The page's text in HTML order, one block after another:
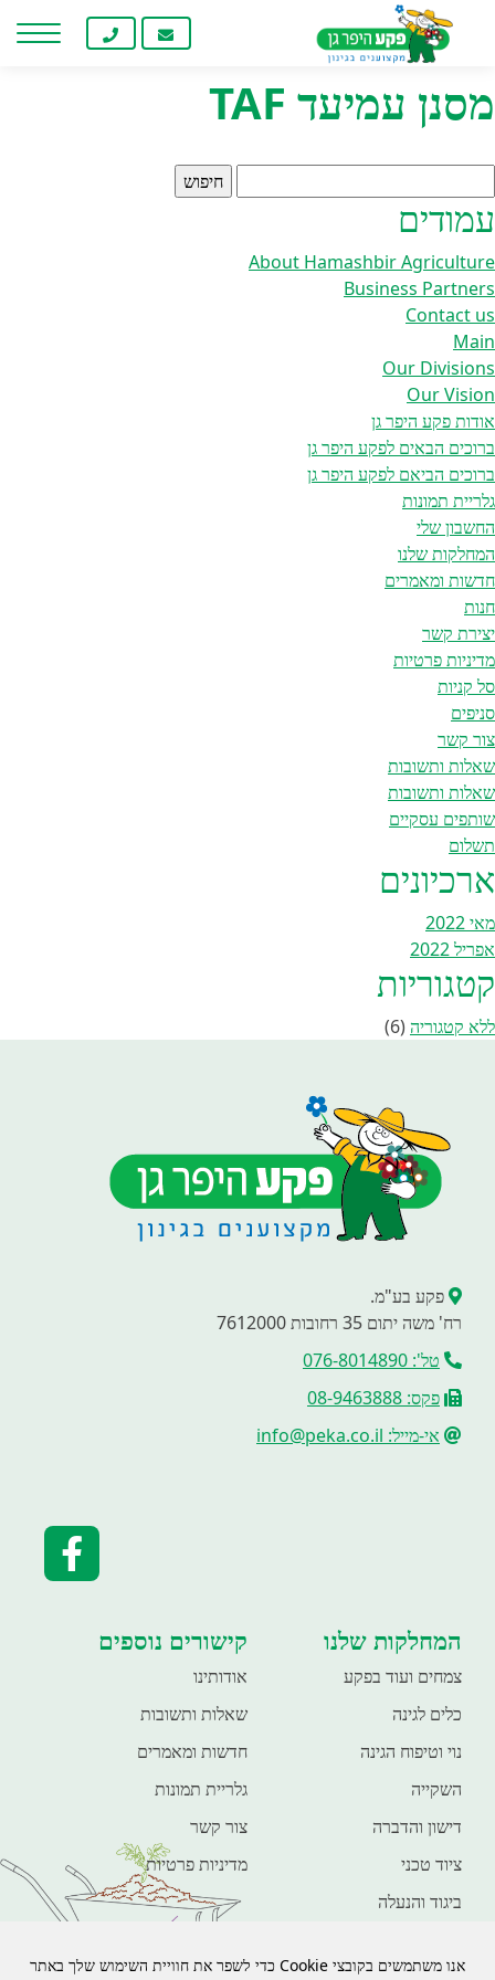
אינטרנט,
לחץ
כדי
לעבור
לאזור
מרכזי
/ מסנן עמיעד TAF
מסנן עמיעד TAF
עמודים
About Hamashbir Agriculture
Business Partners
Contact us
Main
Our Divisions
Our Vision
אודות פקע היפר גן
ברוכים הבאים לפקע היפר גן
ברוכים הביאם לפקע היפר גן
גלריית תמונות
החשבון שלי
המחלקות שלנו
חדשות ומאמרים
חנות
יצירת קשר
מדיניות פרטיות
סל קניות
סניפים
צור קשר
שאלות ותשובות
שאלות ותשובות
שותפים עסקיים
תשלום
ארכיונים
מאי 2022
אפריל 2022
קטגוריות
ללא קטגוריה(6)
פקע בע"מ.
רח' משה יתום 35 רחובות 7612000
טל': 076-8014890
פקס: 08-9463888
אי-מייל: info@peka.co.il
המחלקות שלנו
צמחים ועוד בפקע
כלים לגינה
נוי וטיפוח הגינה
השקייה
דישון והדברה
ציוד טכני
ביגוד והנעלה
קישורים נוספים
אודותינו
שאלות ותשובות
חדשות ומאמרים
גלריית תמונות
צור קשר
מדיניות פרטיות